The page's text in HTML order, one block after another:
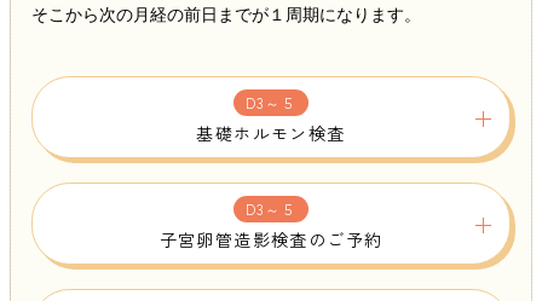
そこから次の月経の前日までが１周期になります。
D3～５
基礎ホルモン検査
D3～５
子宮卵管造影検査のご予約